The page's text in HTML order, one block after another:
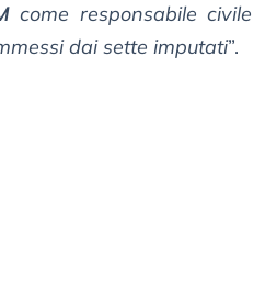
come responsabile civile
dai sette imputati”.